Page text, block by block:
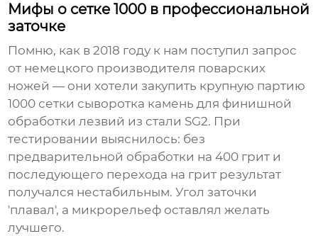
Мифы о сетке 1000 в профессиональной
заточке
Помню, как в 2018 году к нам поступил запрос
от немецкого производителя поварских
ножей — они хотели закупить крупную партию
1000 сетки сыворотка камень для финишной
обработки лезвий из стали SG2. При
тестировании выяснилось: без
предварительной обработки на 400 грит и
последующего перехода на грит результат
получался нестабильным. Угол заточки
'плавал', а микрорельеф оставлял желать
лучшего.